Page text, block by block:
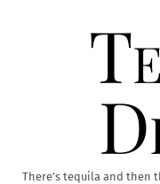
There’s tequila and then